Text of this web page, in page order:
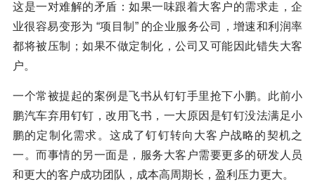
这是一对难解的矛盾：如果一味跟着大客户的需求走，企
业很容易变形为 “项目制” 的企业服务公司，增速和利润率
都将被压制；如果不做定制化，公司又可能因此错失大客
户。
一个常被提起的案例是飞书从钉钉手里抢下小鹏。此前小
鹏汽车弃用钉钉，改用飞书，一大原因是钉钉没法满足小
鹏的定制化需求。这成了钉钉转向大客户战略的契机之
一。而事情的另一面是，服务大客户需要更多的研发人员
和更大的客户成功团队，成本高周期长，盈利压力更大。